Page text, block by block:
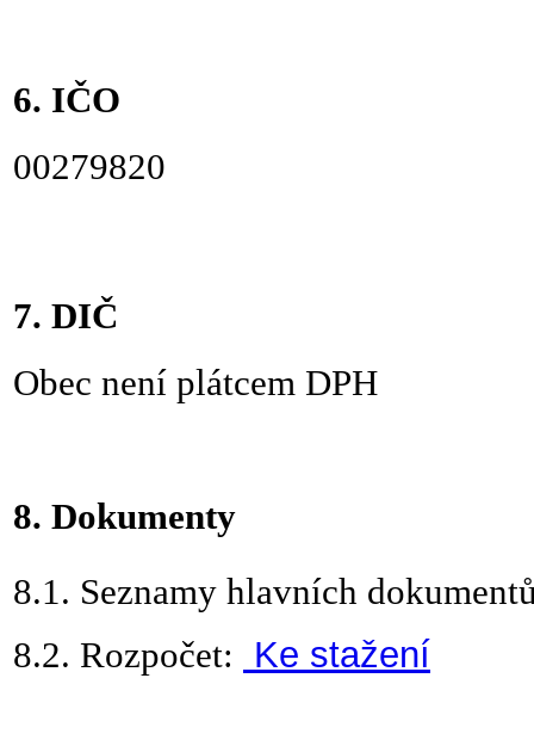
6. IČO
00279820
7. DIČ
Obec není plátcem DPH
8. Dokumenty
8.1. Seznamy hlavních
8.2. Rozpočet: Ke stažení